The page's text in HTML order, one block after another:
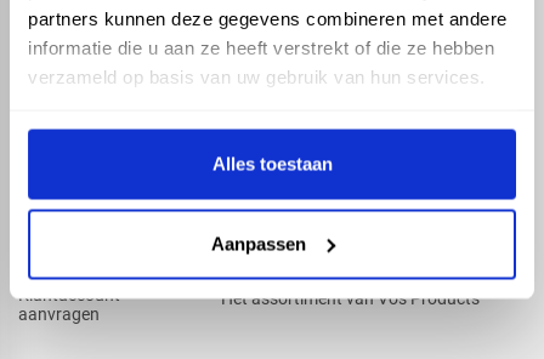
partners kunnen deze gegevens combineren met andere
informatie die u aan ze heeft verstrekt of die ze hebben
verzameld op basis van uw gebruik van hun services.
Alles toestaan
Aanpassen
ASSORTIMENT
Hemelwaterafvoer
Drukleiding
Beregening
Dak en gevel
KENNIS EN HULP
Klantenservice
Kennisbank
Klantaccount
aanvragen
PRODUCTCATALOGUS 2026
Het assortiment van Vos Products